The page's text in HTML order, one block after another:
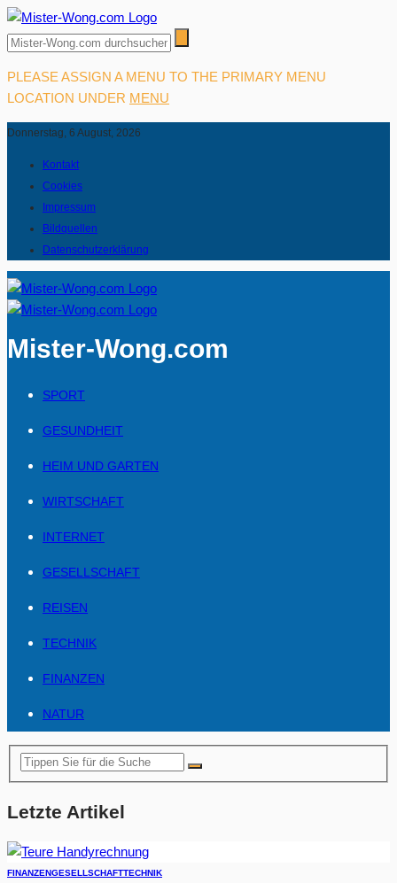
PLEASE ASSIGN A MENU TO THE PRIMARY MENU
LOCATION UNDER MENU
Donnerstag, 6 August, 2026
Kontakt
Cookies
Impressum
Bildquellen
Datenschutzerklärung
Mister-Wong.com
SPORT
GESUNDHEIT
HEIM UND GARTEN
WIRTSCHAFT
INTERNET
GESELLSCHAFT
REISEN
TECHNIK
FINANZEN
NATUR
Letzte Artikel
FINANZENGESELLSCHAFTTECHNIK